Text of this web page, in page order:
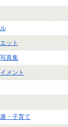
ット
真集
メント
・子育て